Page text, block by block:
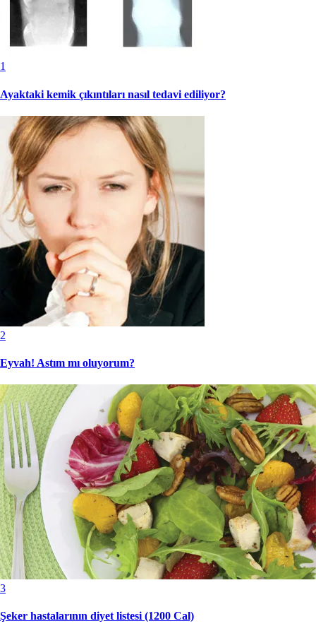
1
Ayaktaki kemik çıkıntıları nasıl tedavi ediliyor?
2
Eyvah! Astım mı oluyorum?
3
Şeker hastalarının diyet listesi (1200 Cal)